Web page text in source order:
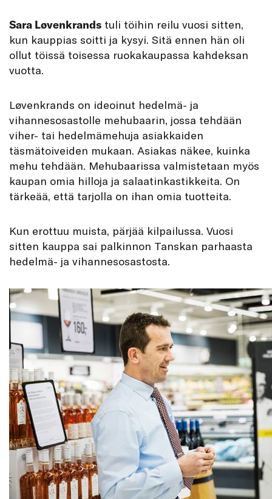
Sara Løvenkrands tuli töihin reilu vuosi sitten,
kun kauppias soitti ja kysyi. Sitä ennen hän oli
ollut töissä toisessa ruokakaupassa kahdeksan
vuotta.
Løvenkrands on ideoinut hedelmä- ja
vihannesosastolle mehubaarin, jossa tehdään
viher- tai hedelmämehuja asiakkaiden
täsmätoiveiden mukaan. Asiakas näkee, kuinka
mehu tehdään. Mehubaarissa valmistetaan myös
kaupan omia hilloja ja salaatinkastikkeita. On
tärkeää, että tarjolla on ihan omia tuotteita.
Kun erottuu muista, pärjää kilpailussa. Vuosi
sitten kauppa sai palkinnon Tanskan parhaasta
hedelmä- ja vihannesosastosta.